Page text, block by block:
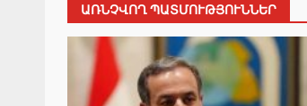
ԱՌՆՉՎՈՂ ՊԱՏՄՈՒԹՅՈՒՆՆԵՐ